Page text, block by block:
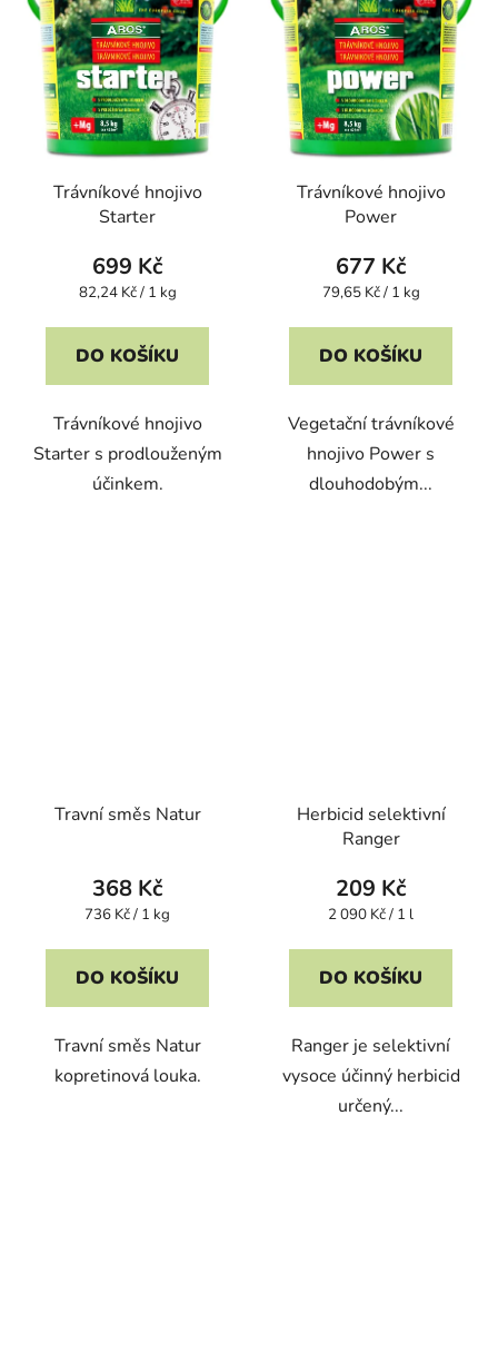
Trávníkové hnojivo
Starter
699 Kč
Měrná
82,24 Kč / 1 kg
DO KOŠÍKU
Trávníkové hnojivo
Starter s prodlouženým
účinkem.
Trávníkové hnojivo
Power
677 Kč
Měrná
79,65 Kč / 1 kg
DO KOŠÍKU
Vegetační trávníkové
hnojivo Power s
dlouhodobým...
Travní směs Natur
368 Kč
Měrná
736 Kč / 1 kg
DO KOŠÍKU
Travní směs Natur
kopretinová louka.
Herbicid selektivní
Ranger
209 Kč
Měrná
2 090 Kč / 1 l
DO KOŠÍKU
Ranger je selektivní
vysoce účinný herbicid
určený...